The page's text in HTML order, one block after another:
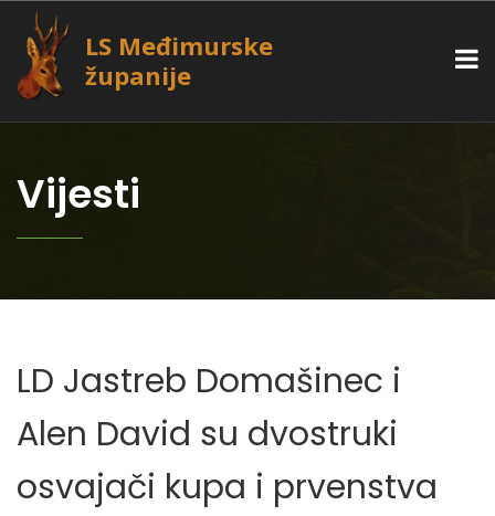
LS Međimurske
županije
Vijesti
LD Jastreb Domašinec i
Alen David su dvostruki
osvajači kupa i prvenstva